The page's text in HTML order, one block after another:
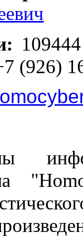
:
(926)